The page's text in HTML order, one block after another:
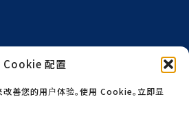
Cookie 配置
善您的用户体验。使用 Cookie。立即显